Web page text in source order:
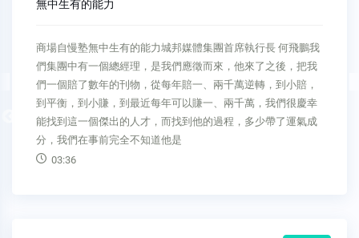
Previous
好的討論，未必要「開麥說話」
新物種Biz好的討論，未必要「開麥說話」視訊會議，已經是現
代人的日常；共融（inclusive）的討論，卻未必要開麥克風說
話。透過好的引導，以打字輔助對話進行，能夠讓討論參與者
更加自在表達。教育部每年舉辦的Let's Talk（青年好政）計
畫，遇上疫情，舉辦了以即時文字輔助討論的實驗性活動，找
上「台
03:53